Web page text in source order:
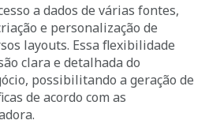
a dados de várias fontes,
e personalização de
layouts. Essa flexibilidade
clara e detalhada do
possibilitando a geração de
de acordo com as